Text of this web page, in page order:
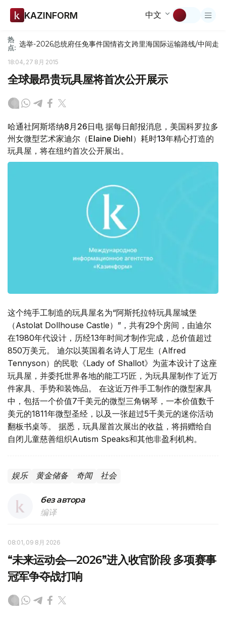
KAZINFORM 中文
热
点: 选举-2026总统府任免事件国情咨文跨里海国际运输路线/中间走廊
18:04, 27 8月 2015
全球最昂贵玩具屋将首次公开展示
哈通社阿斯塔纳8月26日电 据每日邮报消息，美国科罗拉多
州女微型艺术家迪尔（Elaine Diehl）耗时13年精心打造的
玩具屋，将在纽约首次公开展出。
这个纯手工制造的玩具屋名为“阿斯托拉特玩具屋城堡
（Astolat Dollhouse Castle）”，共有29个房间，由迪尔
在1980年代设计，历经13年时间才制作完成，总价值超过
850万美元。 迪尔以英国着名诗人丁尼生（Alfred
Tennyson）的民歌《Lady of Shallot》为蓝本设计了这座
玩具屋，并委托世界各地的能工巧匠，为玩具屋制作了近万
件家具、手势和装饰品。 在这近万件手工制作的微型家具
中，包括一个价值7千美元的微型三角钢琴，一本价值数千
美元的1811年微型圣经，以及一张超过5千美元的迷你活动
翻板书桌等。 据悉，玩具屋首次展出的收益，将捐赠给自
自闭儿童慈善组织Autism Speaks和其他非盈利机构。
娱乐 黄金储备 奇闻 社会
без автора
编译
08:01, 09 8月 2026
“未来运动会—2026”进入收官阶段 多项赛事
冠军争夺战打响